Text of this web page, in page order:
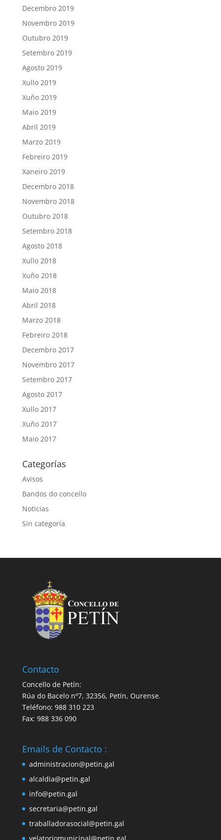
Decembro 2019
Novembro 2019
Outubro 2019
Setembro 2019
Agosto 2019
Xullo 2019
Xuño 2019
Maio 2019
Abril 2019
Marzo 2019
Febreiro 2019
Xaneiro 2019
Decembro 2018
Novembro 2018
Outubro 2018
Setembro 2018
Agosto 2018
Xullo 2018
Xuño 2018
Maio 2018
Abril 2018
Marzo 2018
Febreiro 2018
Decembro 2017
Novembro 2017
Setembro 2017
Agosto 2017
Xullo 2017
Xuño 2017
Maio 2017
Categorías
Avisos
Bandos do concello
Noticias
Sin categoría
Contacto
Concello de Petín:
Rúa do Bacelo nº7, 32356, Petín, Ourense.
Teléfono: 988 310 223
Fax: 988 336 090
Emails de Contacto :
administracion@petin.gal
alcaldia@petin.gal
info@petin.gal
secretaria@petin.gal
traballadorasocial@petin.gal